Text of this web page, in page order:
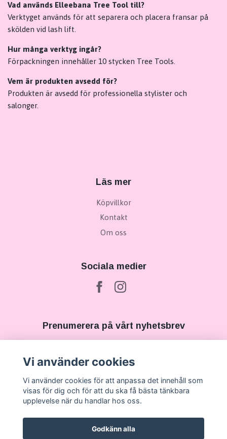
Vad används Elleebana Tree Tool till?
Verktyget används för att separera och placera fransar på
skölden vid lash lift.
Hur många verktyg ingår?
Förpackningen innehåller 10 stycken Tree Tools.
Vem är produkten avsedd för?
Produkten är avsedd för professionella stylister och
salonger.
Läs mer
Köpvillkor
Kontakt
Om oss
Sociala medier
Prenumerera på vårt nyhetsbrev
Vi använder cookies
Vi använder cookies för att anpassa det innehåll som
visas för dig och för att du ska få bästa tänkbara
upplevelse när du handlar hos oss.
Godkänn alla